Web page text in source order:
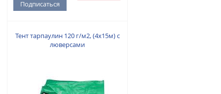
Подписаться
Тент тарпаулин 120 г/м2, (4х15м) с
люверсами